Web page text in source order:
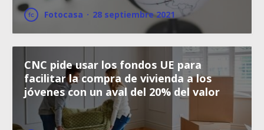
Fotocasa · 28 septiembre 2021
CNC pide usar los fondos UE para
facilitar la compra de vivienda a los
jóvenes con un aval del 20% del valor